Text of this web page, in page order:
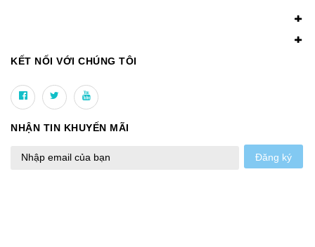
KẾT NỐI VỚI CHÚNG TÔI
NHẬN TIN KHUYẾN MÃI
Đăng ký